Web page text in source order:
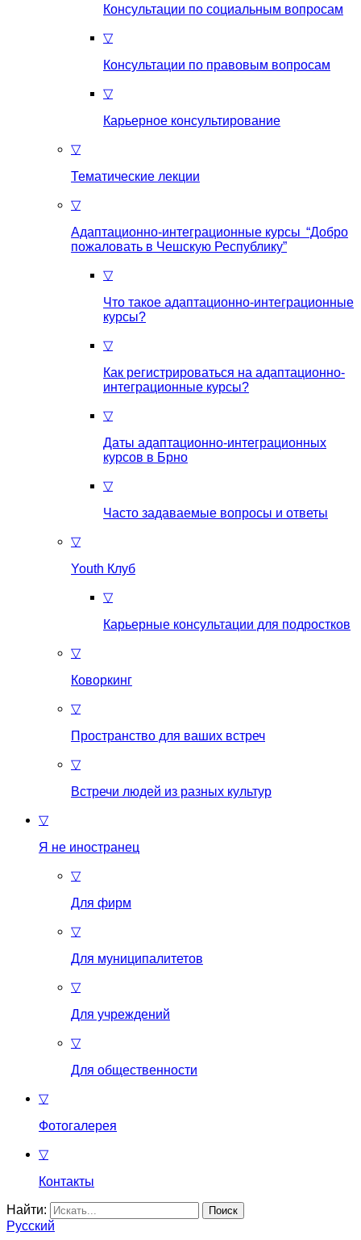
Консультации по социальным вопросам
▽
Консультации по правовым вопросам
▽
Карьерное консультирование
▽
Тематические лекции
▽
Адаптационно-интеграционные курсы “Добро
пожаловать в Чешскую Республику”
▽
Что такое aдаптационно-интеграционные
курсы?
▽
Как регистрироваться на aдаптационно-
интеграционные курсы?
▽
Даты адаптационно-интеграционных
курсов в Брно
▽
Часто задаваемые вопросы и ответы
▽
Youth Клуб
▽
Карьерные консультации для подростков
▽
Коворкинг
▽
Пространство для ваших встреч
▽
Встречи людей из разных культур
▽
Я не иностранец
▽
Для фирм
▽
Для муниципалитетов
▽
Для учреждений
▽
Для общественности
▽
Фотогалерея
▽
Контакты
Найти:
Русский